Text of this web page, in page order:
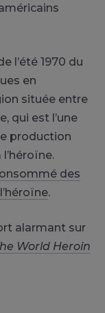
l’été 1970 du
en
située entre
qui est l’une
production
des
.
alarmant sur
World Heroin